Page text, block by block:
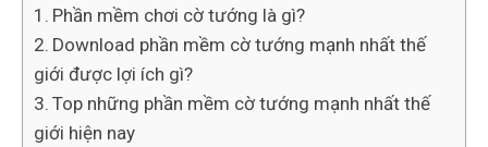
Phần mềm chơi cờ tướng là gì?
Download phần mềm cờ tướng mạnh nhất thế
giới được lợi ích gì?
Top những phần mềm cờ tướng mạnh nhất thế
giới hiện nay